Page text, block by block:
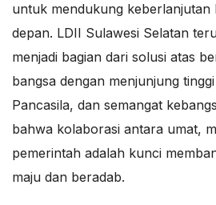
untuk mendukung keberlanjutan
depan. LDII Sulawesi Selatan
menjadi bagian dari solusi atas
bangsa dengan menjunjung
Pancasila, dan semangat
bahwa kolaborasi antara umat,
pemerintah adalah kunci
maju dan beradab.